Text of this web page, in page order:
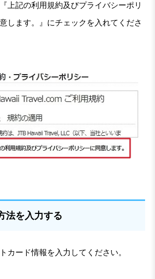
上記の利用規約及びプライバシーポリ
します。』にチェックを入れてくださ
を入力する
カード情報を入力してください。